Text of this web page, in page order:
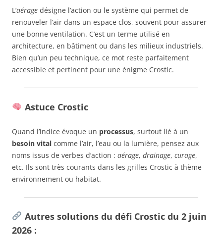
L’aérage désigne l’action ou le système qui permet de
renouveler l’air dans un espace clos, souvent pour assurer
une bonne ventilation. C’est un terme utilisé en
architecture, en bâtiment ou dans les milieux industriels.
Bien qu’un peu technique, ce mot reste parfaitement
accessible et pertinent pour une énigme Crostic.
Astuce Crostic
Quand l’indice évoque un processus, surtout lié à un
besoin vital comme l’air, l’eau ou la lumière, pensez aux
noms issus de verbes d’action : aérage, drainage, curage,
etc. Ils sont très courants dans les grilles Crostic à thème
environnement ou habitat.
Autres solutions du défi Crostic du 2 juin
2026 :